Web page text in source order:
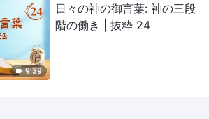
9:39
日々の神の御言葉: 神の三段
階の働き | 抜粋 24